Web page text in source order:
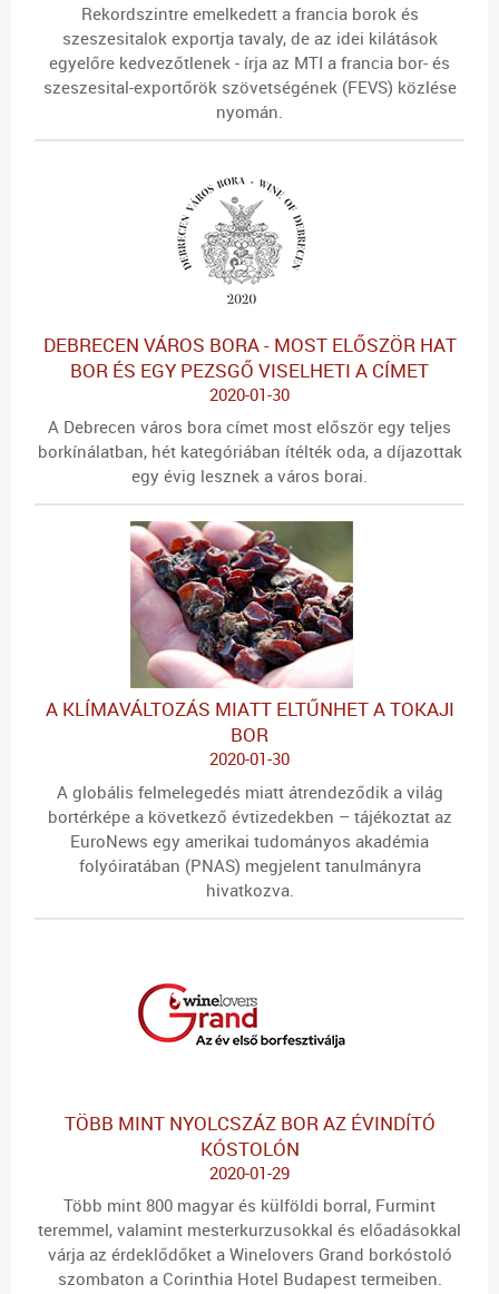
Rekordszintre emelkedett a francia borok és
szeszesitalok exportja tavaly, de az idei kilátások
egyelőre kedvezőtlenek - írja az MTI a francia bor- és
szeszesital-exportőrök szövetségének (FEVS) közlése
nyomán.
DEBRECEN VÁROS BORA - MOST ELŐSZÖR HAT
BOR ÉS EGY PEZSGŐ VISELHETI A CÍMET
2020-01-30
A Debrecen város bora címet most először egy teljes
borkínálatban, hét kategóriában ítélték oda, a díjazottak
egy évig lesznek a város borai.
A KLÍMAVÁLTOZÁS MIATT ELTŰNHET A TOKAJI
BOR
2020-01-30
A globális felmelegedés miatt átrendeződik a világ
bortérképe a következő évtizedekben – tájékoztat az
EuroNews egy amerikai tudományos akadémia
folyóiratában (PNAS) megjelent tanulmányra
hivatkozva.
TÖBB MINT NYOLCSZÁZ BOR AZ ÉVINDÍTÓ
KÓSTOLÓN
2020-01-29
Több mint 800 magyar és külföldi borral, Furmint
teremmel, valamint mesterkurzusokkal és előadásokkal
várja az érdeklődőket a Winelovers Grand borkóstoló
szombaton a Corinthia Hotel Budapest termeiben.